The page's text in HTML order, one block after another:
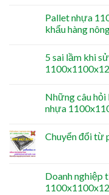
Pallet nhựa
khẩu hàng
5 sai lầm khi
Những câu
nhựa
Chuyển đổi từ
Doanh nghiệp